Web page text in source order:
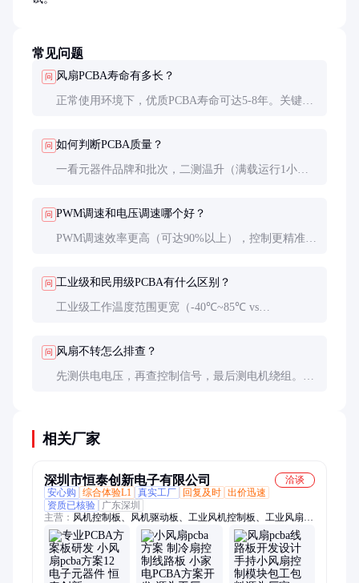
常见问题
问 风扇PCBA寿命有多长？
正常使用环境下，优质PCBA寿命可达5-8年。关键影
问 如何判断PCBA质量？
一看元器件品牌和批次，二测温升（满载运行1小时
问 PWM调速和电压调速哪个好？
PWM调速效率更高（可达90%以上），控制更精准，
问 工业级和民用级PCBA有什么区别？
工业级工作温度范围更宽（-40℃~85℃ vs
问 风扇不转怎么排查？
先测供电电压，再查控制信号，最后测电机绕组。常
相关厂家
深圳市恒泰创新电子有限公司
洽谈
安心购
综合体验L1 真实工厂 回复及时 出价迅速
资质已核验
广东深圳
主营： 风机控制板、风机驱动板、工业风机控制板、工业风扇控
制板、散热方案PCBA、工业机柜散热风扇控制板、散热风扇方
案、OEM ODM、SMT贴片加工、无刷风机驱动板、主板、管道
风机方案、高压吊扇方案、BLDC方案、PCB、无刷电机驱动方
案、无刷驱动方案、大功率风机控制板、工业风机驱动板FOC、